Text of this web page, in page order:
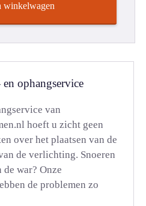
winkelwagen
ophangservice
van
hoeft u zicht geen
over het plaatsen van de
de verlichting. Snoeren
war? Onze
de problemen zo